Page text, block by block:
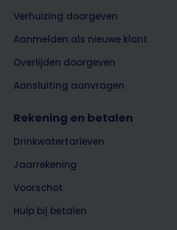
Verhuizing doorgeven
Aanmelden als nieuwe klant
Overlijden doorgeven
Aansluiting aanvragen
Rekening en betalen
Drinkwatertarieven
Jaarrekening
Voorschot
Hulp bij betalen